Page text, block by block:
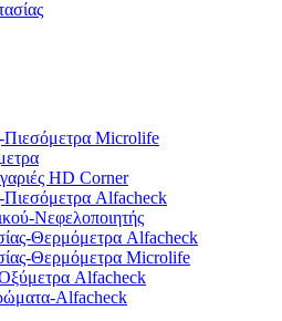
Πιεσόμετρα Microlife
HD Corner
Πιεσόμετρα Alfacheck
Νεφελοποιητής
Θερμόμετρα Alfacheck
Θερμόμετρα Microlife
Alfacheck
Alfacheck